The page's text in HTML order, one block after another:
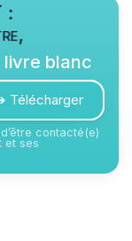
:
blanc
Télécharger
contacté(e)
et ses